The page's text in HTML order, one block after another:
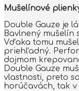
Mušelínové
Double Gauze je
Bavlnený mušelín
Vďaka tomu
priehľadný.
dojmom
Double Gauze
vlastnosti, preto
horúčavách, tak